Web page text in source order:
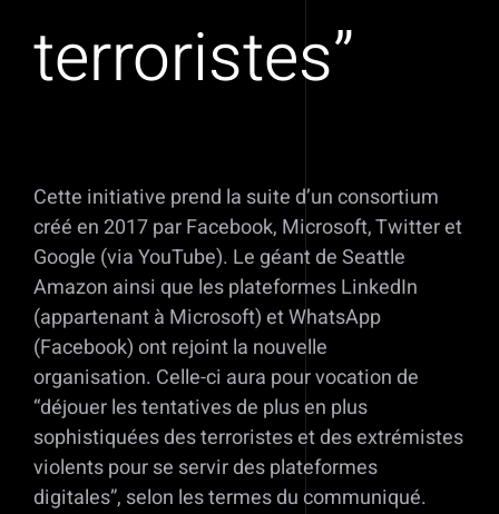
terroristes”
Cette initiative prend la suite d’un consortium
créé en 2017 par Facebook, Microsoft, Twitter et
Google (via YouTube). Le géant de Seattle
Amazon ainsi que les plateformes LinkedIn
(appartenant à Microsoft) et WhatsApp
(Facebook) ont rejoint la nouvelle
organisation. Celle-ci aura pour vocation de
“déjouer les tentatives de plus en plus
sophistiquées des terroristes et des extrémistes
violents pour se servir des plateformes
digitales”, selon les termes du communiqué.